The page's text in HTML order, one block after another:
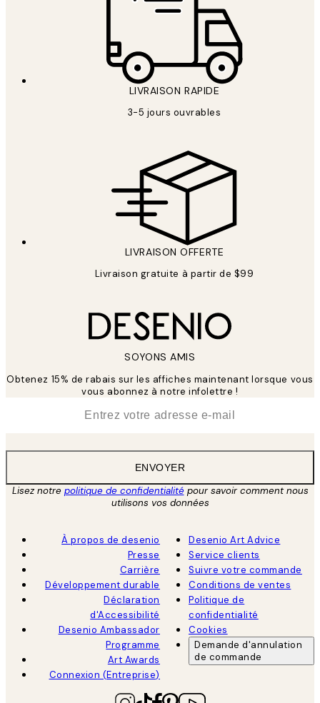
LIVRAISON RAPIDE
3-5 jours ouvrables
LIVRAISON OFFERTE
Livraison gratuite à partir de $99
SOYONS AMIS
Obtenez 15% de rabais sur les affiches maintenant lorsque vous
vous abonnez à notre infolettre !
ENVOYER
Lisez notre politique de confidentialitépour savoir comment nous
utilisons vos données
À propos de desenio
Presse
Carrière
Développement durable
Déclaration
d'Accessibilité
Desenio Ambassador
Programme
Art Awards
Connexion (Entreprise)
Desenio Art Advice
Service clients
Suivre votre commande
Conditions de ventes
Politique de
confidentialité
Cookies
Demande d'annulation
de commande